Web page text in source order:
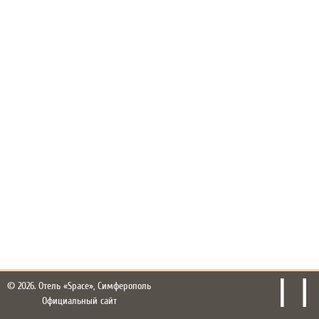
© 2026. Отель «Space», Симферополь
Официальный сайт